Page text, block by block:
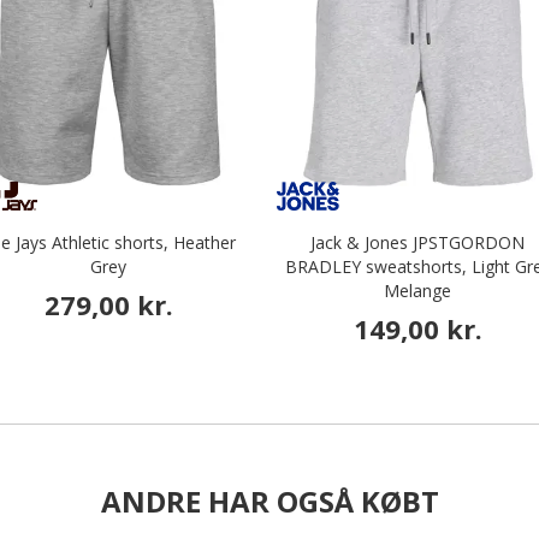
Jays Athletic shorts, Heather
Grey
279,00 kr.
Jack & Jones JPSTGORDON
BRADLEY sweatshorts, Light
Melange
149,00 kr.
ANDRE HAR OGSÅ KØBT